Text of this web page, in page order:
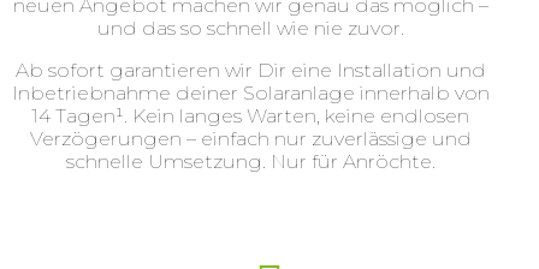
neuen Angebot machen wir genau das möglich –
und das so schnell wie nie zuvor.
Ab sofort garantieren wir Dir eine Installation und
Inbetriebnahme deiner Solaranlage innerhalb von
14 Tagen¹. Kein langes Warten, keine endlosen
Verzögerungen – einfach nur zuverlässige und
schnelle Umsetzung. Nur für Anröchte.